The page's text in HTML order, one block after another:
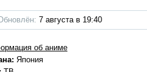
7 августа в 19:40
об аниме
Япония